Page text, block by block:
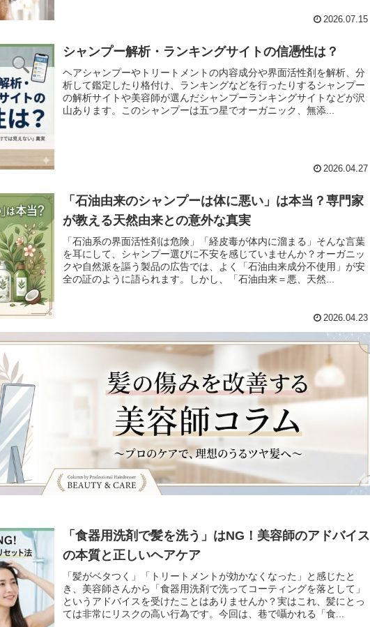
2026.07.15
シャンプー解析・ランキングサイトの信憑性は？
ヘアシャンプーやトリートメントの内容成分や界面活性剤を解析、分
析して鑑定したり格付け、ランキングなどを行ったりするシャンプー
の解析サイトや美容師が選んだシャンプーランキングサイトなどが沢
山あります。このシャンプーは五つ星でオーガニック、無添...
2026.04.27
「石油由来のシャンプーは体に悪い」は本当？専門家
が教える天然由来との意外な真実
「石油系の界面活性剤は危険」「経皮毒が体内に溜まる」そんな言葉
を耳にして、シャンプー選びに不安を感じていませんか？オーガニッ
クや自然派を謳う製品の広告では、よく「石油由来成分不使用」が安
全の証のように語られます。しかし、「石油由来＝悪、天然...
2026.04.23
「食器用洗剤で髪を洗う」はNG！美容師のアドバイス
の本質と正しいヘアケア
「髪がベタつく」「トリートメントが効かなくなった」と感じたと
き、美容師さんから「食器用洗剤で洗ってコーティングを落として」
というアドバイスを受けたことはありませんか？実はこれ、髪にとっ
ては非常にリスクの高い行為です。今回は、巷で囁かれる「食...